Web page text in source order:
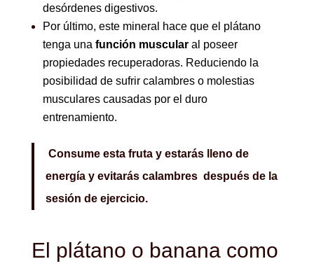
desórdenes digestivos.
Por último, este mineral hace que el plátano
tenga una función muscularal poseer
propiedades recuperadoras. Reduciendo la
posibilidad de sufrir calambres o molestias
musculares causadas por el duro
entrenamiento.
Consume esta fruta y estarás lleno de
energía y evitarás calambres después de la
sesión de ejercicio.
El plátano o banana como